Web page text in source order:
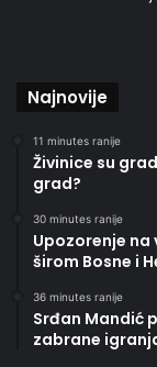
Najnovije
11 minutes ranije
Živinice su
grad?
30 minutes ranije
Upozorenje
širom Bosne i
36 minutes ranije
Srđan Mandić
zabrane